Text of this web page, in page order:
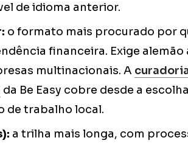
de idioma anterior.
o formato mais procurado por
financeira. Exige alemão
multinacionais. A
da Be Easy cobre desde a
de trabalho local.
a trilha mais longa, com